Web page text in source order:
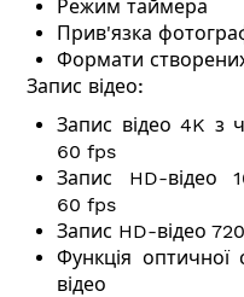
Режим таймера
Прив'язка
Формати
Запис відео:
Запис відео 4K з
60 fps
Запис HD-відео
60 fps
Запис HD-відео
Функція оптичної
відео